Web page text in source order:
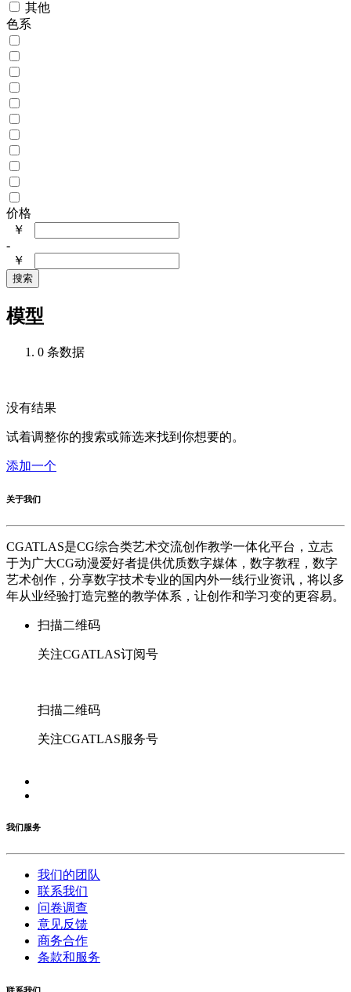
其他
色系
价格
￥
-
￥
搜索
模型
0 条数据
没有结果
试着调整你的搜索或筛选来找到你想要的。
添加一个
关于我们
CGATLAS是CG综合类艺术交流创作教学一体化平台，立志
于为广大CG动漫爱好者提供优质数字媒体，数字教程，数字
艺术创作，分享数字技术专业的国内外一线行业资讯，将以多
年从业经验打造完整的教学体系，让创作和学习变的更容易。
扫描二维码
关注CGATLAS订阅号
扫描二维码
关注CGATLAS服务号
我们服务
我们的团队
联系我们
问卷调查
意见反馈
商务合作
条款和服务